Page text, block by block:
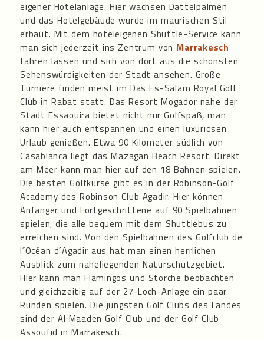
eigener Hotelanlage. Hier wachsen Dattelpalmen
und das Hotelgebäude wurde im maurischen Stil
erbaut. Mit dem hoteleigenen Shuttle-Service kann
man sich jederzeit ins Zentrum von Marrakesch
fahren lassen und sich von dort aus die schönsten
Sehenswürdigkeiten der Stadt ansehen. Große
Turniere finden meist im Das Es-Salam Royal Golf
Club in Rabat statt. Das Resort Mogador nahe der
Stadt Essaouira bietet nicht nur Golfspaß, man
kann hier auch entspannen und einen luxuriösen
Urlaub genießen. Etwa 90 Kilometer südlich von
Casablanca liegt das Mazagan Beach Resort. Direkt
am Meer kann man hier auf den 18 Bahnen spielen.
Die besten Golfkurse gibt es in der Robinson-Golf
Academy des Robinson Club Agadir. Hier können
Anfänger und Fortgeschrittene auf 90 Spielbahnen
spielen, die alle bequem mit dem Shuttlebus zu
erreichen sind. Von den Spielbahnen des Golfclub de
l´Océan d´Agadir aus hat man einen herrlichen
Ausblick zum naheliegenden Naturschutzgebiet.
Hier kann man Flamingos und Störche beobachten
und gleichzeitig auf der 27-Loch-Anlage ein paar
Runden spielen. Die jüngsten Golf Clubs des Landes
sind der Al Maaden Golf Club und der Golf Club
Assoufid in Marrakesch.